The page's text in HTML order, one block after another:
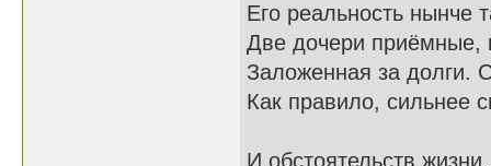
Его реальность нынче
Две дочери приёмные,
Заложенная за долги.
Как правило, сильнее
И обстоятельств